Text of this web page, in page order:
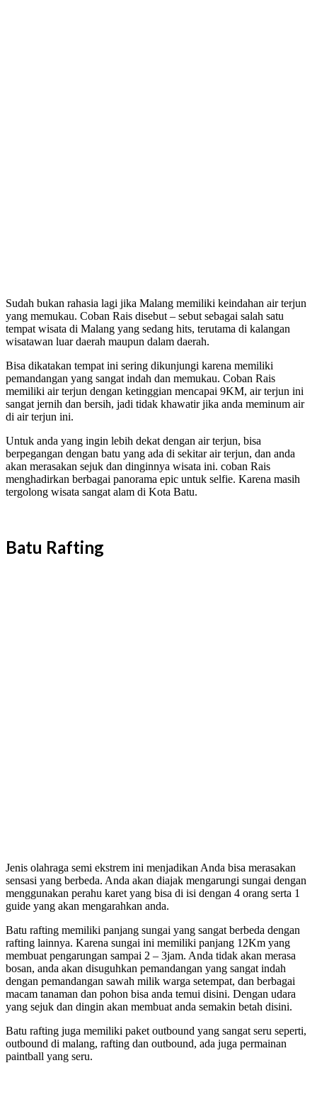
Sudah bukan rahasia lagi jika Malang memiliki keindahan air terjun
yang memukau. Coban Rais disebut – sebut sebagai salah satu
tempat wisata di Malang yang sedang hits, terutama di kalangan
wisatawan luar daerah maupun dalam daerah.
Bisa dikatakan tempat ini sering dikunjungi karena memiliki
pemandangan yang sangat indah dan memukau. Coban Rais
memiliki air terjun dengan ketinggian mencapai 9KM, air terjun ini
sangat jernih dan bersih, jadi tidak khawatir jika anda meminum air
di air terjun ini.
Untuk anda yang ingin lebih dekat dengan air terjun, bisa
berpegangan dengan batu yang ada di sekitar air terjun, dan anda
akan merasakan sejuk dan dinginnya wisata ini. coban Rais
menghadirkan berbagai panorama epic untuk selfie. Karena masih
tergolong wisata sangat alam di Kota Batu.
Batu Rafting
Jenis olahraga semi ekstrem ini menjadikan Anda bisa merasakan
sensasi yang berbeda. Anda akan diajak mengarungi sungai dengan
menggunakan perahu karet yang bisa di isi dengan 4 orang serta 1
guide yang akan mengarahkan anda.
Batu rafting memiliki panjang sungai yang sangat berbeda dengan
rafting lainnya. Karena sungai ini memiliki panjang 12Km yang
membuat pengarungan sampai 2 – 3jam. Anda tidak akan merasa
bosan, anda akan disuguhkan pemandangan yang sangat indah
dengan pemandangan sawah milik warga setempat, dan berbagai
macam tanaman dan pohon bisa anda temui disini. Dengan udara
yang sejuk dan dingin akan membuat anda semakin betah disini.
Batu rafting juga memiliki paket outbound yang sangat seru seperti,
outbound di malang, rafting dan outbound, ada juga permainan
paintball yang seru.